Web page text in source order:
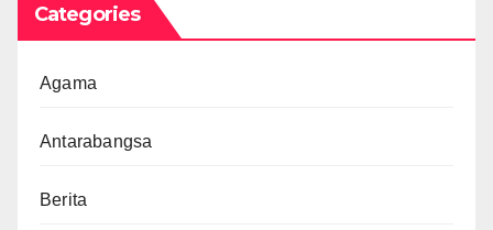
Categories
Agama
Antarabangsa
Berita